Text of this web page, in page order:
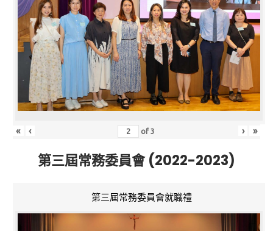
« ‹ of3 › »
第三屆常務委員會 (2022-2023)
第三屆常務委員會就職禮